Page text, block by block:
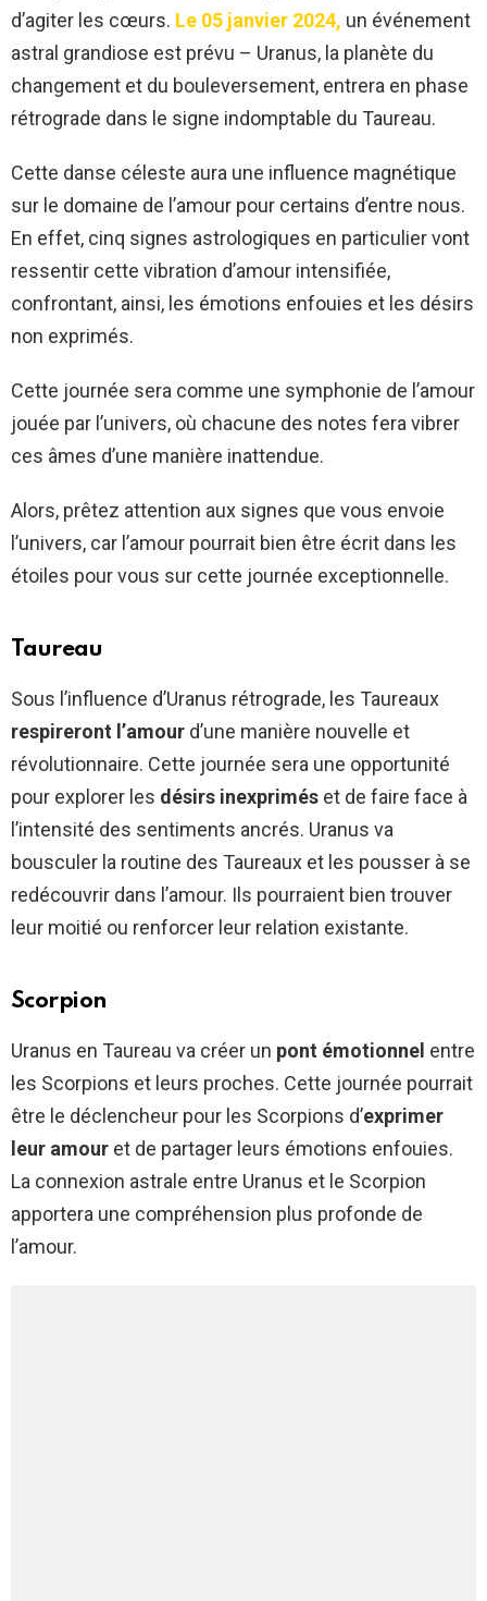
d’agiter les cœurs. Le 05 janvier 2024, un événement
astral grandiose est prévu – Uranus, la planète du
changement et du bouleversement, entrera en phase
rétrograde dans le signe indomptable du Taureau.
Cette danse céleste aura une influence magnétique
sur le domaine de l’amour pour certains d’entre nous.
En effet, cinq signes astrologiques en particulier vont
ressentir cette vibration d’amour intensifiée,
confrontant, ainsi, les émotions enfouies et les désirs
non exprimés.
Cette journée sera comme une symphonie de l’amour
jouée par l’univers, où chacune des notes fera vibrer
ces âmes d’une manière inattendue.
Alors, prêtez attention aux signes que vous envoie
l’univers, car l’amour pourrait bien être écrit dans les
étoiles pour vous sur cette journée exceptionnelle.
Taureau
Sous l’influence d’Uranus rétrograde, les Taureaux
respireront l’amour d’une manière nouvelle et
révolutionnaire. Cette journée sera une opportunité
pour explorer les désirs inexprimés et de faire face à
l’intensité des sentiments ancrés. Uranus va
bousculer la routine des Taureaux et les pousser à se
redécouvrir dans l’amour. Ils pourraient bien trouver
leur moitié ou renforcer leur relation existante.
Scorpion
Uranus en Taureau va créer un pont émotionnel entre
les Scorpions et leurs proches. Cette journée pourrait
être le déclencheur pour les Scorpions d’exprimer
leur amour et de partager leurs émotions enfouies.
La connexion astrale entre Uranus et le Scorpion
apportera une compréhension plus profonde de
l’amour.